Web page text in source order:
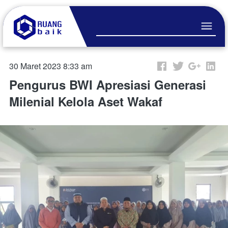
30 Maret 2023 8:33 am
Pengurus BWI Apresiasi Generasi
Milenial Kelola Aset Wakaf